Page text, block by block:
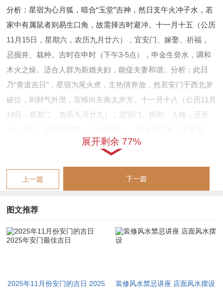
分析：星宿为心月狐，暗合“玉堂”吉神，然日支午火冲子水，若
家中有属鼠者则易生口角，故需择吉时避冲。十一月十五（公历
11月15日，星期六，农历九月廿六），宜安门、嫁娶、祈福，
忌掘井、栽种。吉时在申时（下午3-5点），申金生癸水，调和
木火之燥。适合人群为新婚夫妇，能促夫妻和谐。分析：此日
乃“黄道吉日”，星宿为尾火虎，主热情奔放，然若安门于西北岁
破位，则财气外泄，宜移向东南太岁方。十一月十八（公历11月
18日，星期二，农历九月廿九），宜安门、拆卸、入殓，忌开
运。适合人群为老旧宅翻新者，能除旧布新。分析：节气小雪将
康无虞；然忌金属装饰，免金木相战。十一月廿一（公历11月
21日，星期五，农历十月初二），宜安门、修坟、立券，忌沐
浴、求医。吉时在午时（上午11-下午1点），午火暖局，解水寒
木獬，吉神“月德”相伴，然冲煞鸡，属鸡者须谨慎；若此日安
宜安门、祭祀、纳畜，忌嫁娶、破土。吉时在戌时（晚上7-9
展开剩余 77%
上一篇 下一篇
图文推荐
2025年11月份安门的吉日 2025
装修风水禁忌讲座 店面风水摆设